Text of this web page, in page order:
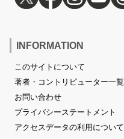
INFORMATION
このサイトについて
著者・コントリビューター一覧
お問い合わせ
プライバシーステートメント
アクセスデータの利用について